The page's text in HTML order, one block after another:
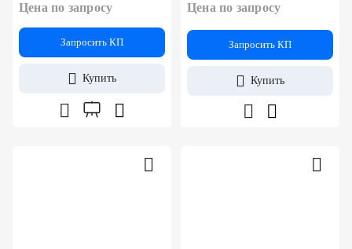
Цена по запросу
Запросить КП
Купить
Цена по запросу
Запросить КП
Купить